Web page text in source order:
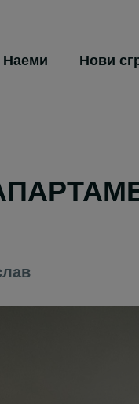
Наеми Нови